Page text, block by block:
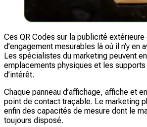
Ces QR Codes sur la publicité
d’engagement mesurables là où il n’y en
Les spécialistes du marketing peuvent
emplacements physiques et les
d’intérêt.
Chaque panneau d’affichage, affiche et
point de contact traçable. Le marketing
enfin des capacités de mesure dont le
toujours disposé.